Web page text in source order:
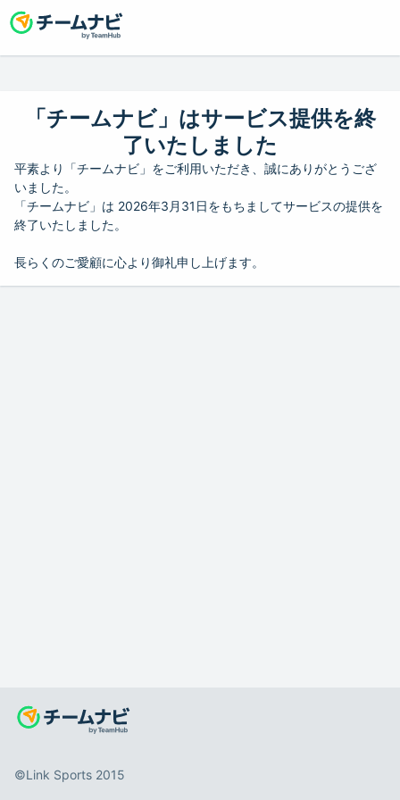
「チームナビ」はサービス提供を終
了いたしました
平素より「チームナビ」をご利用いただき、誠にありがとうござ
いました。
「チームナビ」は 2026年3月31日をもちましてサービスの提供を
終了いたしました。
長らくのご愛顧に心より御礼申し上げます。
©️Link Sports 2015